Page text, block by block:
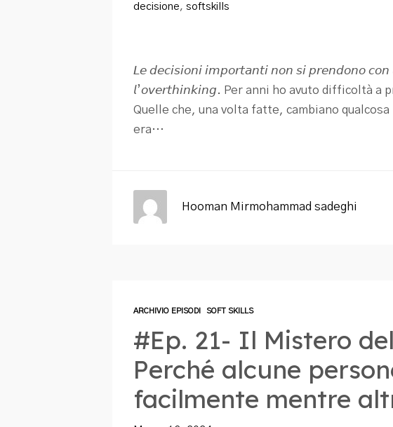
decisione, softskills
𝘓𝘦 𝘥𝘦𝘤𝘪𝘴𝘪𝘰𝘯𝘪 𝘪𝘮𝘱𝘰𝘳𝘵𝘢𝘯𝘵𝘪 𝘯𝘰𝘯 𝘴𝘪 𝘱𝘳𝘦𝘯𝘥𝘰𝘯𝘰
𝘭’𝘰𝘷𝘦𝘳𝘵𝘩𝘪𝘯𝘬𝘪𝘯𝘨. Per anni ho avuto difficoltà
Quelle che, una volta fatte, cambiano
era…
Hooman Mirmohammad sadeghi
ARCHIVIO EPISODI SOFT SKILLS
#Ep. 21- Il Mistero
Perché alcune
facilmente mentre